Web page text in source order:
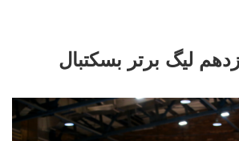
لیگ برتر بسکتبال